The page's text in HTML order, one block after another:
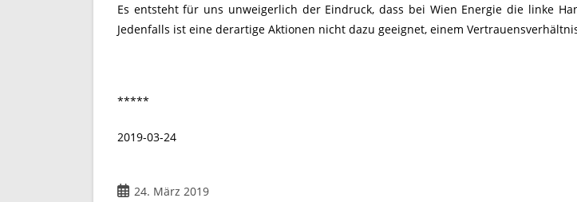
Es entsteht für uns unweigerlich der Eindruck, dass bei Wien Energie die linke
Jedenfalls ist eine derartige Aktionen nicht dazu geeignet, einem
*****
2019-03-24
Beitrag24. März 2019